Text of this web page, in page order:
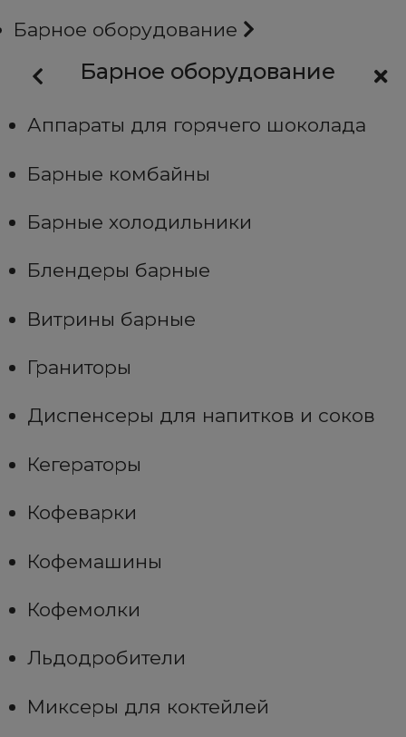
Барное оборудование
Барное оборудование
Аппараты для горячего шоколада
Барные комбайны
Барные холодильники
Блендеры барные
Витрины барные
Граниторы
Диспенсеры для напитков и соков
Кегераторы
Кофеварки
Кофемашины
Кофемолки
Льдодробители
Миксеры для коктейлей